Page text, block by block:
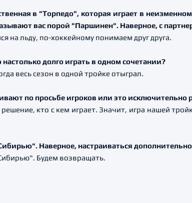
в "Торпедо", которая играет в
вас порой "Паршинен". Наверное, с
на льду, по-хоккейному понимаем друг друга.
долго играть в одном сочетании?
весь сезон в одной тройке отыграл.
по просьбе игроков или это исключительно
кто с кем играет. Значит, игра нашей
Наверное, настраиваться дополнительно
Будем возвращать.